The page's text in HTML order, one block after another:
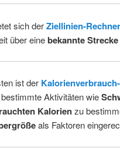
sich derZiellinien-Rechner
über einebekannte Strecke
ist der
Aktivitäten wie
Kalorienzu
als Faktoren